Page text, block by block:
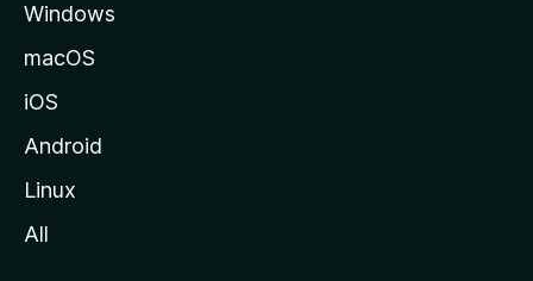
lWindows
macOS
iOS
Android
Linux
All